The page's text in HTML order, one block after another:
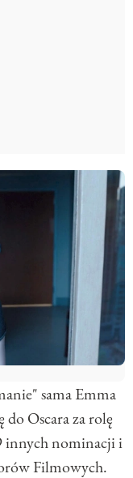
sama Emma
Oscara za rolę
innych nominacji i
Filmowych.